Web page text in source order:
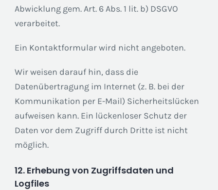
Abwicklung gem. Art. 6 Abs. 1 lit. b) DSGVO
verarbeitet.
Ein Kontaktformular wird nicht angeboten.
Wir weisen darauf hin, dass die
Datenübertragung im Internet (z. B. bei der
Kommunikation per E-Mail) Sicherheitslücken
aufweisen kann. Ein lückenloser Schutz der
Daten vor dem Zugriff durch Dritte ist nicht
möglich.
12. Erhebung von Zugriffsdaten und
Logfiles